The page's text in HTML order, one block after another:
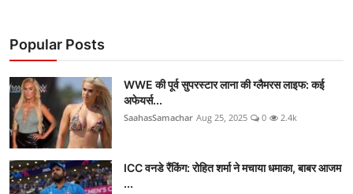
Popular Posts
WWE की पूर्व सुपरस्टार लाना की ग्लैमरस लाइफ: कई
अफेयर्स...
SaahasSamachar Aug 25, 2025 0 2.4k
ICC वनडे रैंकिंग: रोहित शर्मा ने मचाया धमाका, बाबर आजम
...